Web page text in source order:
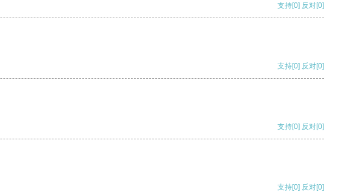
支持[0] 反对[0]
支持[0] 反对[0]
支持[0] 反对[0]
支持[0] 反对[0]